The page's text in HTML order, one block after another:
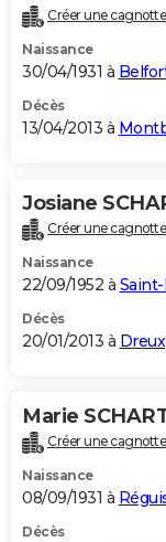
Créer une
Naissance
30/04/1931 à
Décès
13/04/2013 à
Josiane
Créer une
Naissance
22/09/1952 à
Décès
20/01/2013 à Dreux
Marie
Créer une
Naissance
08/09/1931 à
Décès